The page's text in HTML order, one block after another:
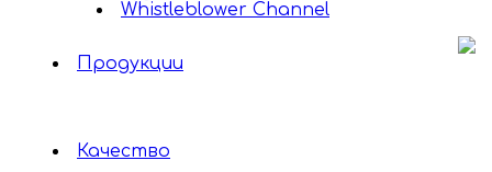
Whistleblower Channel
Продукции
Качество